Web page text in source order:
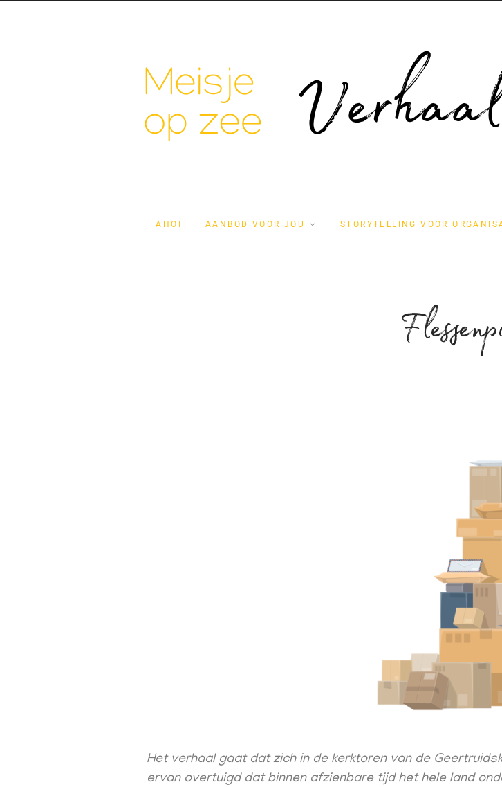
AHOI AANBOD VOOR JOU STORYTELLING VOOR
Het verhaal gaat dat zich in de kerktoren van de
ervan overtuigd dat binnen afzienbare tijd het hele land